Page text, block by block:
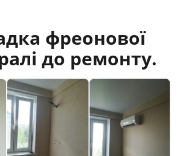
фреонової
до ремонту.